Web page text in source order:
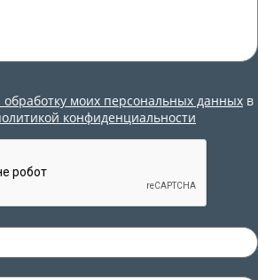
обработку моих персональных данных в
конфиденциальности